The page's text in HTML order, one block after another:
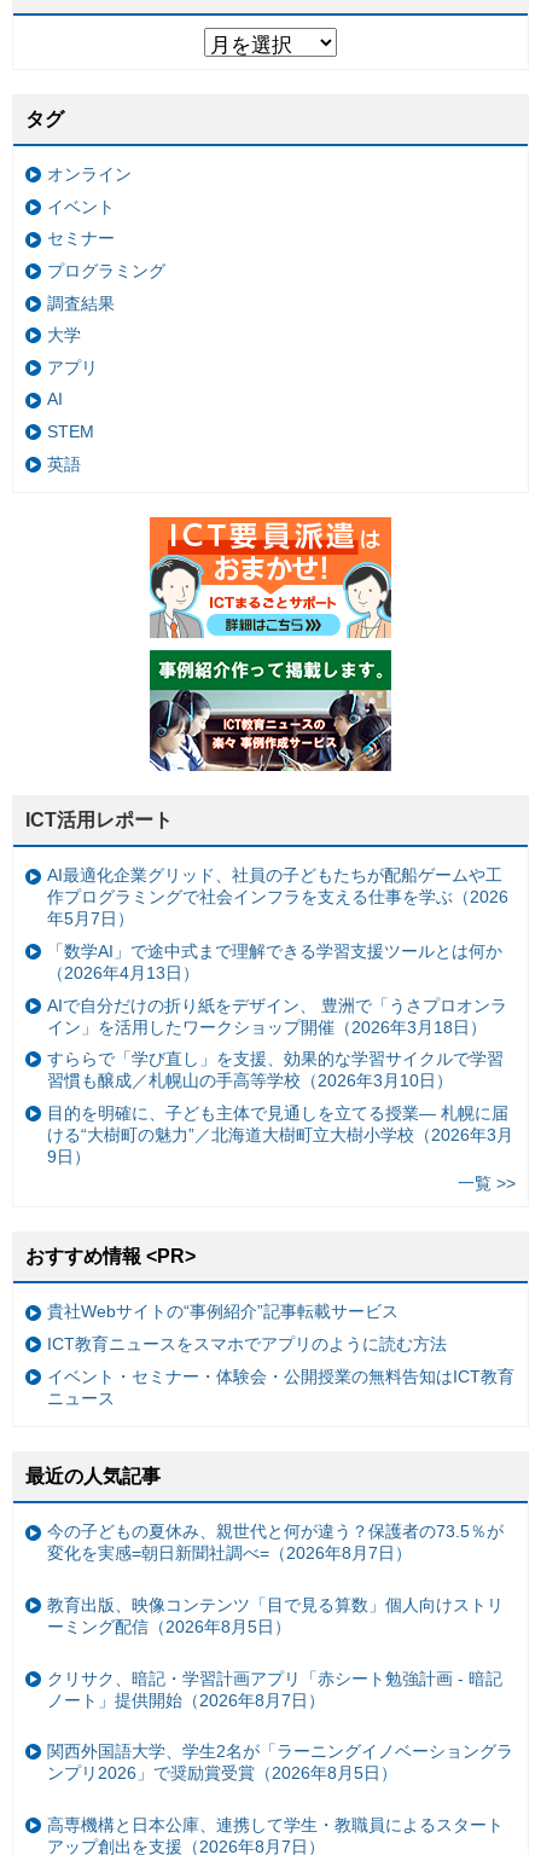
タグ
オンライン
イベント
セミナー
プログラミング
調査結果
大学
アプリ
AI
STEM
英語
ICT活用レポート
AI最適化企業グリッド、社員の子どもたちが配船ゲームや工
作プログラミングで社会インフラを支える仕事を学ぶ（2026
年5月7日）
「数学AI」で途中式まで理解できる学習支援ツールとは何か
（2026年4月13日）
AIで自分だけの折り紙をデザイン、 豊洲で「うさプロオンラ
イン」を活用したワークショップ開催（2026年3月18日）
すららで「学び直し」を支援、効果的な学習サイクルで学習
習慣も醸成／札幌山の手高等学校（2026年3月10日）
目的を明確に、子ども主体で見通しを立てる授業— 札幌に届
ける“大樹町の魅力”／北海道大樹町立大樹小学校（2026年3月
9日）
一覧 >>
おすすめ情報 <PR>
貴社Webサイトの“事例紹介”記事転載サービス
ICT教育ニュースをスマホでアプリのように読む方法
イベント・セミナー・体験会・公開授業の無料告知はICT教育
ニュース
最近の人気記事
今の子どもの夏休み、親世代と何が違う？保護者の73.5％が
変化を実感=朝日新聞社調べ=（2026年8月7日）
教育出版、映像コンテンツ「目で見る算数」個人向けストリ
ーミング配信（2026年8月5日）
クリサク、暗記・学習計画アプリ「赤シート勉強計画 - 暗記
ノート」提供開始（2026年8月7日）
関西外国語大学、学生2名が「ラーニングイノベーショングラ
ンプリ2026」で奨励賞受賞（2026年8月5日）
高専機構と日本公庫、連携して学生・教職員によるスタート
アップ創出を支援（2026年8月7日）